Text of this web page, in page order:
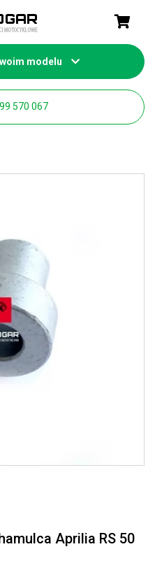
modelu
570 067
Aprilia RS 50